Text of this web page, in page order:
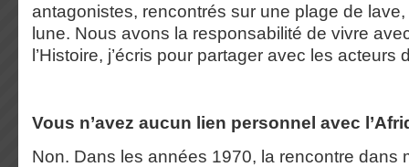
antagonistes, rencontrés sur une plage de
lune. Nous avons la responsabilité de vivre
l’Histoire, j’écris pour partager avec les acteurs
Vous n’avez aucun lien personnel avec
Non. Dans les années 1970, la rencontre dans